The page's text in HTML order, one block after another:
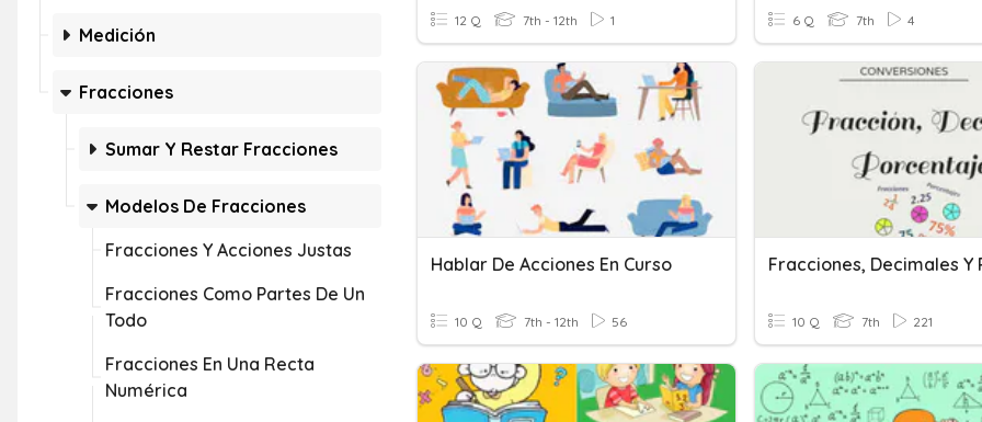
Medición
Fracciones
Sumar Y Restar Fracciones
Modelos De Fracciones
Fracciones Y Acciones Justas
Fracciones Como Partes De Un
Todo
Fracciones En Una Recta
Numérica
12 Q 7th - 12th 1 6 Q 7th 4
Hablar De Acciones En Curso
10 Q 7th - 12th 56 10 Q 7th 221